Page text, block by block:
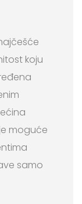
koju
moguće
samo